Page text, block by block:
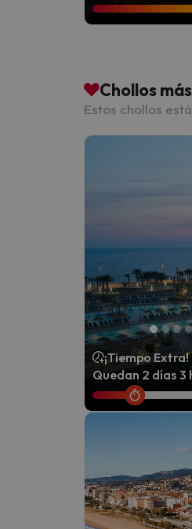
Chollos
Estos chollos
¡Tiempo Extra!
Quedan 2 días 3